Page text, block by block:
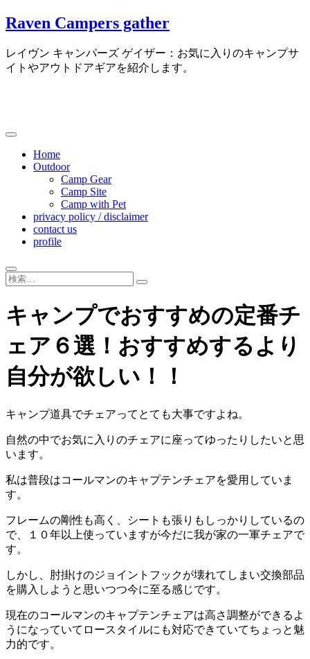
Skip
to
Raven Campers gather
レイヴン キャンパーズ ゲイザー：お気に入りのキャンプサ
イトやアウトドアギアを紹介します。
Home
Outdoor
Camp Gear
Camp Site
Camp with Pet
privacy policy / disclaimer
contact us
profile
キャンプでおすすめの定番チ
ェア６選！おすすめするより
自分が欲しい！！
キャンプ道具でチェアってとても大事ですよね。
自然の中でお気に入りのチェアに座ってゆったりしたいと思
います。
私は普段はコールマンのキャプテンチェアを愛用していま
す。
フレームの剛性も高く、シートも張りもしっかりしているの
で、１０年以上使っていますが今だに我が家の一軍チェアで
す。
しかし、肘掛けのジョイントフックが壊れてしまい交換部品
を購入しようと思いつつ今に至る感じです。
現在のコールマンのキャプテンチェアは高さ調整ができるよ
うになっていてロースタイルにも対応できていてちょっと魅
力的です。